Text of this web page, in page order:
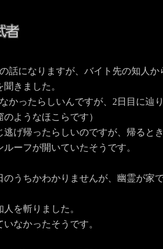
話になりますが、バイト先の知人か
きました。
かったらしいんですが、2日目に辿
ようなほこらです）
逃げ帰ったらしいのですが、帰ると
ーフが開いていたそうです。
のうちかわかりませんが、幽霊が家
を斬りました。
なかったそうです。